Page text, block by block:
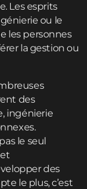
Les esprits
ou le
les personnes
la gestion ou
des
ingénierie
le seul
des
le plus, c’est